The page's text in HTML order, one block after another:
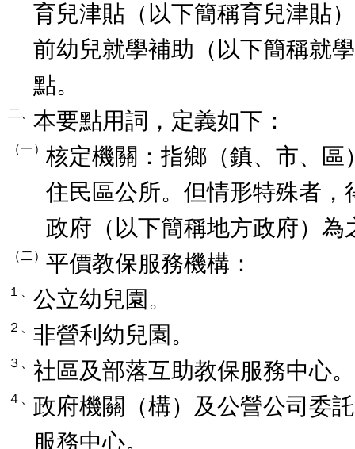
育兒津貼（以下簡稱育兒津貼
前幼兒就學補助（以下簡稱就
點。
二、 本要點用詞，定義如下：
（一） 核定機關：指鄉（鎮、市、區
住民區公所。但情形特殊者，
政府（以下簡稱地方政府）為
（二） 平價教保服務機構：
１、 公立幼兒園。
２、 非營利幼兒園。
３、 社區及部落互助教保服務中心。
４、 政府機關（構）及公營公司委
服務中心。